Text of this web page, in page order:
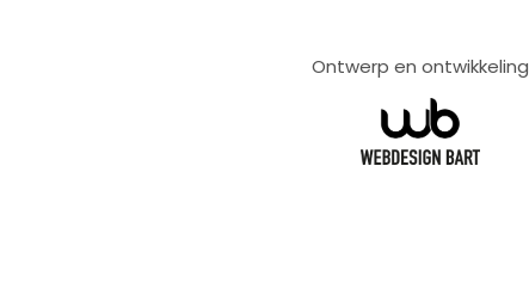
Ontwerp en ontwikkeling